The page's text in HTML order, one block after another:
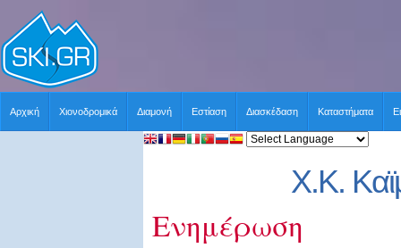
Αρχική Χιονοδρομικά Διαμονή Εστίαση Διασκέδαση Καταστήματα
Χ.Κ.
Ενημέρωση